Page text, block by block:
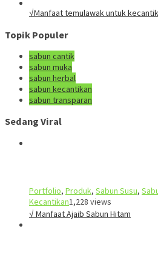
√Manfaat temulawak untuk
Topik Populer
sabun cantik
sabun muka
sabun herbal
sabun kecantikan
sabun transparan
Sedang Viral
Portfolio, Produk, Sabun Susu,
Kecantikan1,228 views
√ Manfaat Ajaib Sabun Hitam